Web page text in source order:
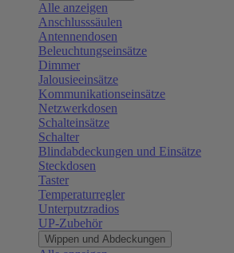
Alle anzeigen
Anschlusssäulen
Antennendosen
Beleuchtungseinsätze
Dimmer
Jalousieeinsätze
Kommunikationseinsätze
Netzwerkdosen
Schalteinsätze
Schalter
Blindabdeckungen und Einsätze
Steckdosen
Taster
Temperaturregler
Unterputzradios
UP-Zubehör
Wippen und Abdeckungen